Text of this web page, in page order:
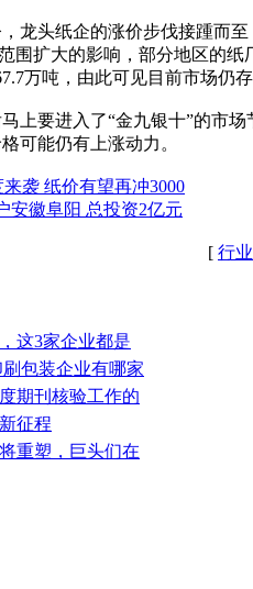
头纸企的涨价步伐接踵而至
围扩大的影响，部分地区的
万吨，由此可见目前市场仍存
要进入了“金九银十”的市场
可能仍有上涨动力。
袭 纸价有望再冲3000
安徽阜阳 总投资2亿元
[ 行
这3家企业都是
刷包装企业有哪家
期刊核验工作的
征程
重塑，巨头们在